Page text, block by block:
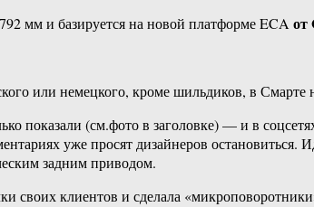
мм и базируется на новой платформе ECAот
или немецкого, кроме шильдиков, в Смарте
показали (см.фото в заголовке) — и в
уже просят дизайнеров
задним приводом.
своих клиентов и сделала